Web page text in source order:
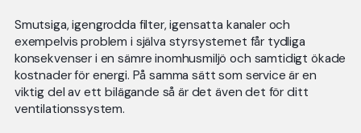
Smutsiga, igengrodda filter, igensatta kanaler och
exempelvis problem i själva styrsystemet får tydliga
konsekvenser i en sämre inomhusmiljö och samtidigt ökade
kostnader för energi. På samma sätt som service är en
viktig del av ett bilägande så är det även det för ditt
ventilationssystem.